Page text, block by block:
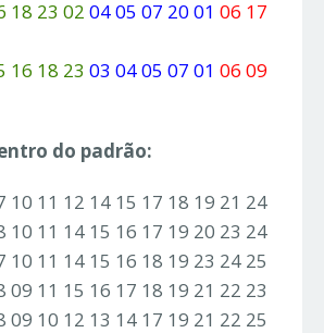
18 23 02 04 05 07 20 01 06 17
16 18 23 03 04 05 07 01 06 09
do padrão:
10 11 12 14 15 17 18 19 21 24
10 11 14 15 16 17 19 20 23 24
10 11 14 15 16 18 19 23 24 25
09 11 15 16 17 18 19 21 22 23
09 10 12 13 14 17 19 21 22 25